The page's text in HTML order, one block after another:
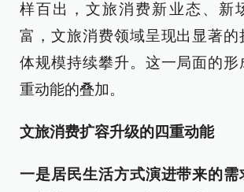
样百出，文旅消费新业态、新
富，文旅消费领域呈现出显著的
体规模持续攀升。这一局面的形
重动能的叠加。
文旅消费扩容升级的四重动能
一是居民生活方式演进带来的需